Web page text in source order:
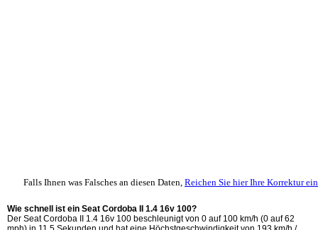
Falls Ihnen was Falsches an diesen Daten, Reichen Sie hier Ihre Korrektur ein
Wie schnell ist ein Seat Cordoba II 1.4 16v 100?
Der Seat Cordoba II 1.4 16v 100 beschleunigt von 0 auf 100 km/h (0 auf 62